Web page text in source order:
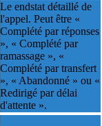
Le endstat détaillé de
l'appel. Peut être «
Complété par réponses
», « Complété par
ramassage », «
Complété par transfert
», « Abandonné » ou «
Redirigé par délai
d'attente ».